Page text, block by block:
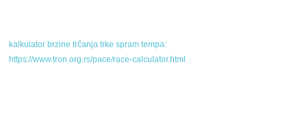
kalkulator brzine trčanja trke spram tempa:
https://www.tron.org.rs/pace/race-calculator.html